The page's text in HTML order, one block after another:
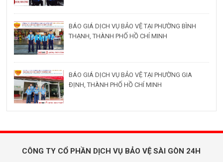
BÁO GIÁ DỊCH VỤ BẢO VỆ TẠI PHƯỜNG BÌNH
THẠNH, THÀNH PHỐ HỒ CHÍ MINH
BÁO GIÁ DỊCH VỤ BẢO VỆ TẠI PHƯỜNG GIA
ĐỊNH, THÀNH PHỐ HỒ CHÍ MINH
CÔNG TY CỔ PHẦN DỊCH VỤ BẢO VỆ SÀI GÒN 24H